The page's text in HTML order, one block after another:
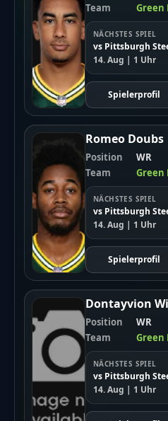
Team
Green
NÄCHSTES SPIEL
vs Pittsburgh
14. Aug | 1 Uhr
Spielerprofil
Romeo Doubs
Position
WR
Team
Green
NÄCHSTES SPIEL
vs Pittsburgh
14. Aug | 1 Uhr
Spielerprofil
Dontayvion
Position
WR
Team
Green
NÄCHSTES SPIEL
vs Pittsburgh
14. Aug | 1 Uhr